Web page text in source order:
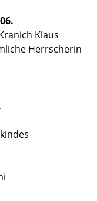
Klaus
Herrscherin